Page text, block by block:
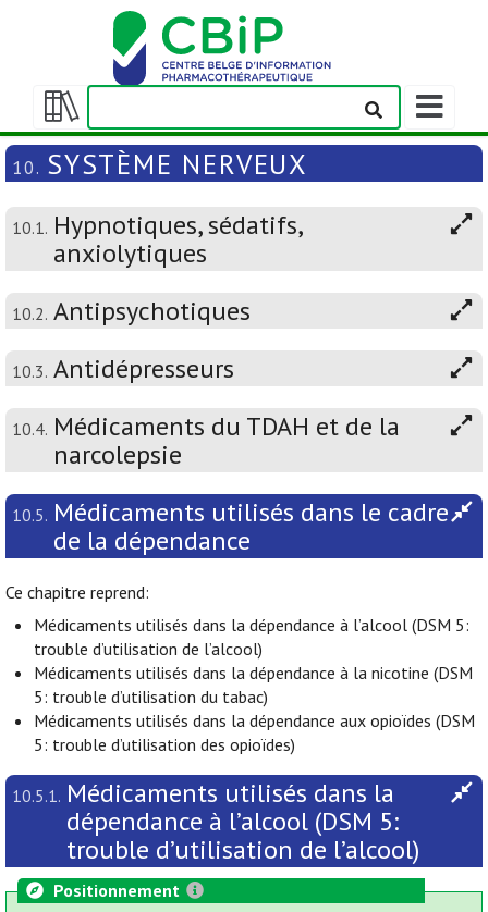
Afficher/masquer
la
table
matières
Afficher/
la
barre
navigation
10. SYSTÈME NERVEUX
10.1. Hypnotiques, sédatifs,
anxiolytiques
10.2. Antipsychotiques
10.3. Antidépresseurs
10.4. Médicaments du TDAH et de la
narcolepsie
10.5. Médicaments utilisés dans le cadre
de la dépendance
Ce chapitre reprend:
Médicaments utilisés dans la dépendance à l’alcool (DSM 5:
trouble d’utilisation de l’alcool)
Médicaments utilisés dans la dépendance à la nicotine (DSM
5: trouble d’utilisation du tabac)
Médicaments utilisés dans la dépendance aux opioïdes (DSM
5: trouble d’utilisation des opioïdes)
10.5.1. Médicaments utilisés dans la
dépendance à l’alcool (DSM 5:
trouble d’utilisation de l’alcool)
Positionnement